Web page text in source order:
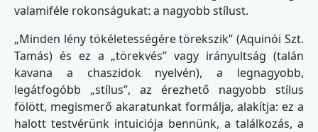
valamiféle rokonságukat: a nagyobb stílust.
„Minden lény tökéletességére törekszik” (Aquinói Szt.
Tamás) és ez a „törekvés” vagy irányultság (talán
kavana a chaszidok nyelvén), a legnagyobb,
legátfogóbb „stílus”, az érezhető nagyobb stílus
fölött, megismerő akaratunkat formálja, alakítja: ez a
halott testvérünk intuiciója bennünk, a találkozás, a